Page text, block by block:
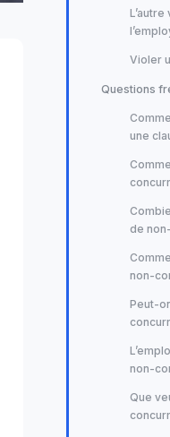
Violer
Questions
une
de
non-
Peut-
non-
Que